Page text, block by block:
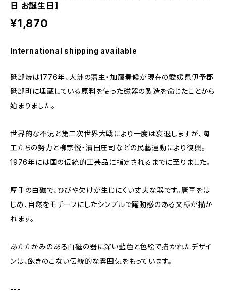
日 お誕生日】
¥1,870
International shipping available
砥部焼は1776年、大洲の藩主・加藤奏候が現在の愛媛県伊予郡
砥部町に埋蔵している原料を使った磁器の製造を命じたことから
始まりました。
世界的な不況と第二次世界大戦により一度は衰退しますが、陶
工たちの努力と柳宗悦・濱田庄司などの民藝運動により復興。
1976年には国の伝統的工芸品に指定されるまでに至りました。
厚手の白磁で、ひびや欠けが生じにくい丈夫な器です。唐草をは
じめ、自然をモチーフにしたシンプルで躍動感のある文様が描か
れます。
あたたかみのある白磁の器に深い藍色と色絵で描かれたデザイ
ンは、飽きのこない伝統的な雰囲気をもっています。
---